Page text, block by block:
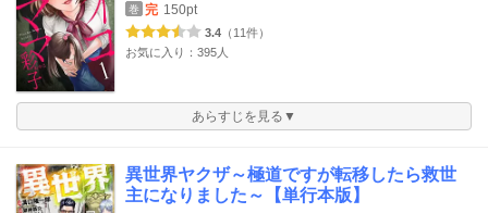
巻 完 150pt
3.4 （11件）
お気に入り：395人
あらすじを見る▼
異世界ヤクザ～極道ですが転移したら救世
主になりました～【単行本版】